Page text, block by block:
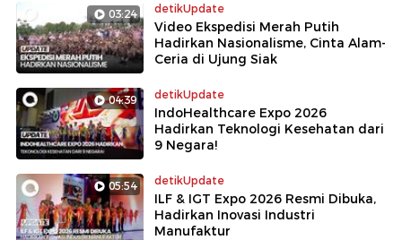
03:24 detikUpdate
Video Ekspedisi Merah Putih
Hadirkan Nasionalisme, Cinta Alam-
Ceria di Ujung Siak
04:39 detikUpdate
IndoHealthcare Expo 2026
Hadirkan Teknologi Kesehatan dari
9 Negara!
05:54 detikUpdate
ILF & IGT Expo 2026 Resmi Dibuka,
Hadirkan Inovasi Industri
Manufaktur